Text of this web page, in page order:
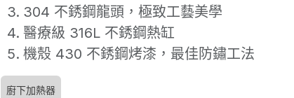
304 不銹鋼龍頭，極致工藝美學
醫療級 316L 不銹鋼熱缸
機殼 430 不銹鋼烤漆，最佳防鏽工法
廚下加熱器